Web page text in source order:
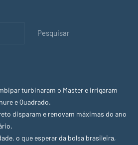
Pesquisar
turbinaram o Master e irrigaram
e Quadrado.
disparam e renovam máximas do ano
o que esperar da bolsa brasileira,